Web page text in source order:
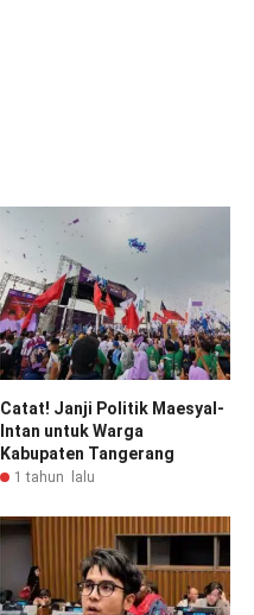
Catat! Janji Politik Maesyal-
Intan untuk Warga
Kabupaten Tangerang
1 tahun lalu